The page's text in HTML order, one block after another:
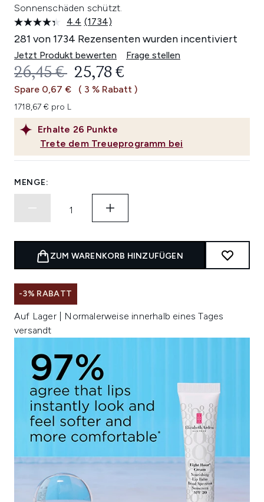
Sonnenschäden schützt.
4.4 1734
Bewertungen
lesen.
Link
auf
derselben
Seite.
(1734)
281 von 1734 Rezensenten wurden incentiviert
Jetzt Produkt bewerten Frage stellen
Erhalte 26 Punkte
Trete dem Treueprogramm bei
UNVERBINDLICHE
26,45 € AKTUELLER PREIS:
25,78 €
Spare 0,67 € ( 3 % Rabatt )
1718,67 € pro L
MENGE:
ZUM WARENKORB HINZUFÜGEN
-3% RABATT
Auf Lager | Normalerweise innerhalb eines Tages
versandt